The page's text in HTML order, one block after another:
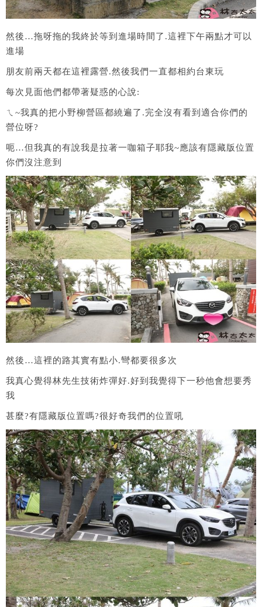
然後…拖呀拖的我終於等到進場時間了.這裡下午兩點才可以
進場
朋友前兩天都在這裡露營.然後我們一直都相約台東玩
每次見面他們都帶著疑惑的心說:
ㄟ~我真的把小野柳營區都繞遍了.完全沒有看到適合你們的
營位呀?
呃…但我真的有說我是拉著一咖箱子耶我~應該有隱藏版位置
你們沒注意到
然後…這裡的路其實有點小.彎都要很多次
我真心覺得林先生技術炸彈好.好到我覺得下一秒他會想要秀
我
甚麼?有隱藏版位置嗎?很好奇我們的位置吼